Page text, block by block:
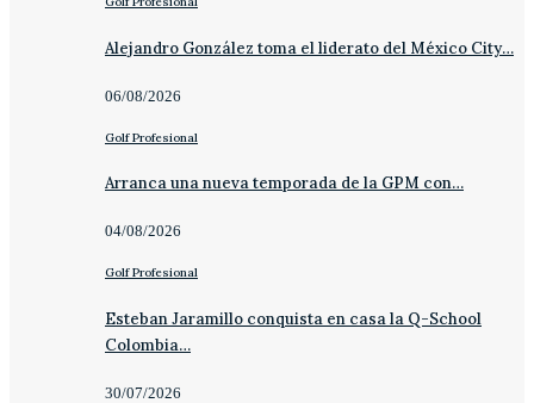
Alejandro González toma el liderato del México City…
06/08/2026
Golf Profesional
Arranca una nueva temporada de la GPM con…
04/08/2026
Golf Profesional
Esteban Jaramillo conquista en casa la Q-School
Colombia…
30/07/2026